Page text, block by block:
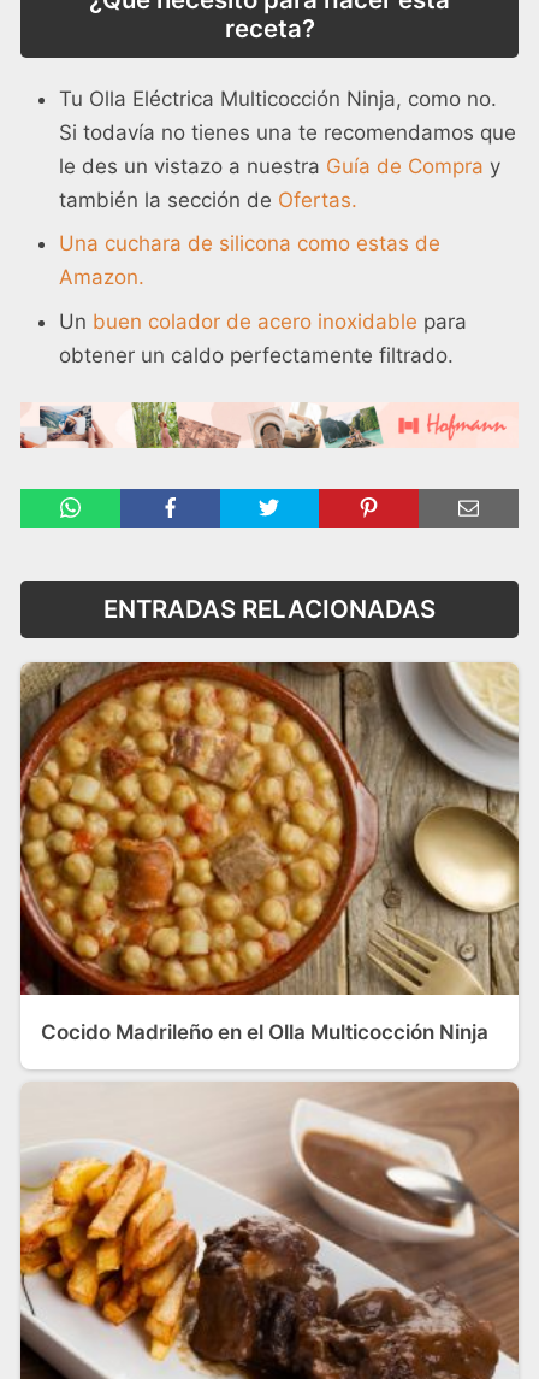
receta?
Tu Olla Eléctrica Multicocción Ninja, como no.
Si todavía no tienes una te recomendamos que
le des un vistazo a nuestra Guía de Compra y
también la sección de Ofertas.
Una cuchara de silicona como estas de
Amazon.
Un buen colador de acero inoxidable para
obtener un caldo perfectamente filtrado.
ENTRADAS RELACIONADAS
Cocido Madrileño en el Olla Multicocción Ninja